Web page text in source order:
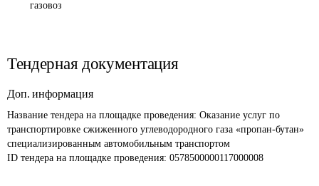
газовоз
Тендерная документация
Доп. информация
Название тендера на площадке проведения: Оказание услуг по
транспортировке сжиженного углеводородного газа «пропан-бутан»
специализированным автомобильным транспортом
ID тендера на площадке проведения: 0578500000117000008